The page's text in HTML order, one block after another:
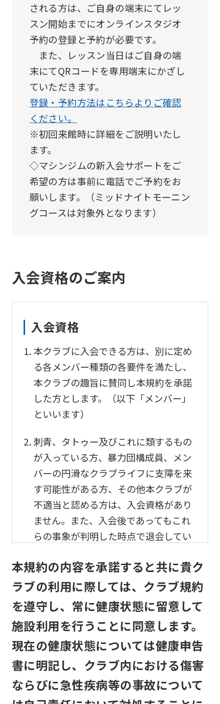
される方は、ご自身の端末にてレッ
スン開始までにオンラインスタジオ
予約の登録と予約が必要です。
また、レッスン当日はご自身の端
末にてQRコードを専用端末にかざし
ていただきます。
登録・予約方法はこちらよりご確認
ください。
※初回来館時に詳細をご説明いたし
ます。
◇マシンジムの新入会サポートをご
希望の方は事前に電話でご予約をお
願いします。（ミッドナイトモーニン
グコースは対象外となります）
入会資格のご案内
入会資格
本クラブに入会できる方は、別に定め
る各メンバー種類の各要件を満たし、
本クラブの趣旨に賛同し本規約を承諾
した方とします。（以下「メンバー」
といいます）
刺青、タトゥー及びこれに類するもの
が入っている方、暴力団構成員、メン
バーの円滑なクラブライフに支障を来
す可能性がある方、その他本クラブが
不適当と認める方は、入会資格があり
ません。また、入会後であってもこれ
らの事象が判明した時点で退会してい
メンバーの利用及び事故
メンバーは、自己の責任と危険負担に
おいて、他のメンバーと協調して、本
クラブの施設を利用するものとしま
す。
本クラブは、メンバーが本クラブの施
設利用中に生じた盗難、怪我その他の
本規約の内容を承諾すると共に貴ク
ラブの利用に際しては、クラブ規約
を遵守し、常に健康状態に留意して
施設利用を行うことに同意します。
現在の健康状態については健康申告
書に明記し、クラブ内における傷害
ならびに急性疾病等の事故について
Automatic